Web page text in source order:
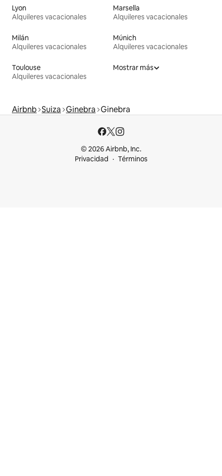
Lyon
Alquileres vacacionales
Marsella
Alquileres vacacionales
Milán
Alquileres vacacionales
Múnich
Alquileres vacacionales
Toulouse
Alquileres vacacionales
Mostrar más
Airbnb Suiza Ginebra Ginebra
© 2026 Airbnb, Inc.
Privacidad
Términos